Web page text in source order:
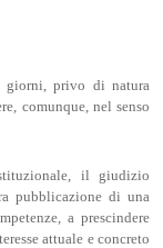
giorni, privo di natura
comunque, nel senso
il giudizio
pubblicazione di una
a prescindere
attuale e concreto